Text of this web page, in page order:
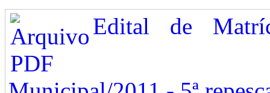
Edital de